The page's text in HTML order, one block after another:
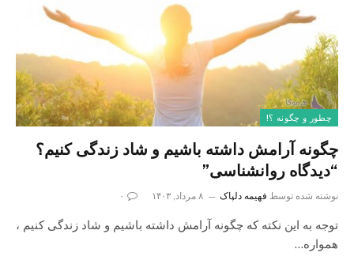
چطور و چگونه ؟!
چگونه آرامش داشته باشیم و شاد زندگی کنیم؟
“دیدگاه روانشناسی”
نوشته شده توسط فهیمه دلپاک ۸ مرداد, ۱۴۰۳ ۰
توجه به این نکته که چگونه آرامش داشته باشیم و شاد زندگی کنیم ،
همواره…